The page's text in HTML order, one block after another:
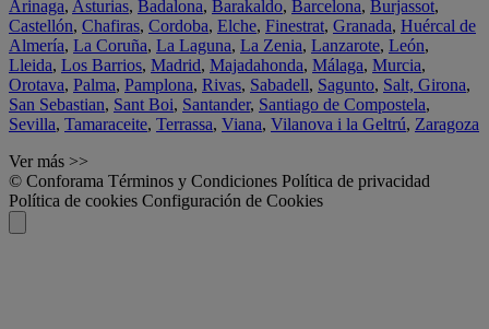
Arinaga, Asturias, Badalona, Barakaldo, Barcelona, Burjassot,
Castellón, Chafiras, Cordoba, Elche, Finestrat, Granada, Huércal de
Almería, La Coruña, La Laguna, La Zenia, Lanzarote, León,
Lleida, Los Barrios, Madrid, Majadahonda, Málaga, Murcia,
Orotava, Palma, Pamplona, Rivas, Sabadell, Sagunto, Salt, Girona,
San Sebastian, Sant Boi, Santander, Santiago de Compostela,
Sevilla, Tamaraceite, Terrassa, Viana, Vilanova i la Geltrú, Zaragoza
Ver más >>
© Conforama Términos y Condiciones Política de privacidad
Política de cookies Configuración de Cookies